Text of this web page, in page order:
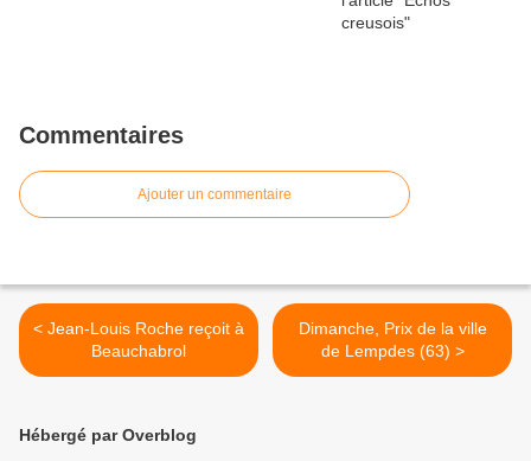
Commentaires
Ajouter un commentaire
< Jean-Louis Roche reçoit à
Beauchabrol
Dimanche, Prix de la ville
de Lempdes (63) >
Hébergé par Overblog